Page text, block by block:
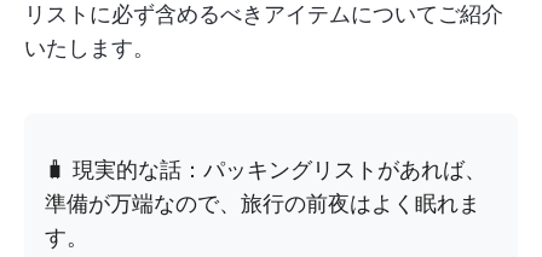
リストに必ず含めるべきアイテムについてご紹介
いたします。
🧳 現実的な話：パッキングリストがあれば、
準備が万端なので、旅行の前夜はよく眠れま
す。